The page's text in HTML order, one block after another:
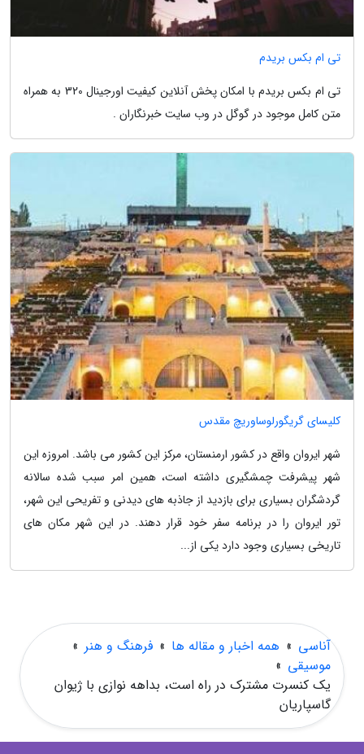
تی ام بکس بریدم
تی ام بکس بریدم با امکان پخش آنلاین کیفیت اورجینال 320 به همراه
متن کامل موجود در گوگل در وب سایت خبرنگاران .
کلیسای گریگورلوساوریچ مقدس
شهر ایروان واقع در کشور ارمنستان، مرکز این کشور می باشد. امروزه این
شهر پیشرفت چمشگیری داشته است، همین امر سبب شده سالانه
گردشگران بسیاری برای بازدید از جاذبه های دیدنی و تفریحی این شهر،
تور ایروان را در برنامه سفر خود قرار دهند. در این شهر مکان های
تاریخی بسیاری وجود دارد یکی از...
آناسی » همه اخبار و مقاله ها » فرهنگ و هنر »
موسیقی »
یک کنسرت مشترک در راه است، بداهه نوازی با ژیوان
گاسپاریان